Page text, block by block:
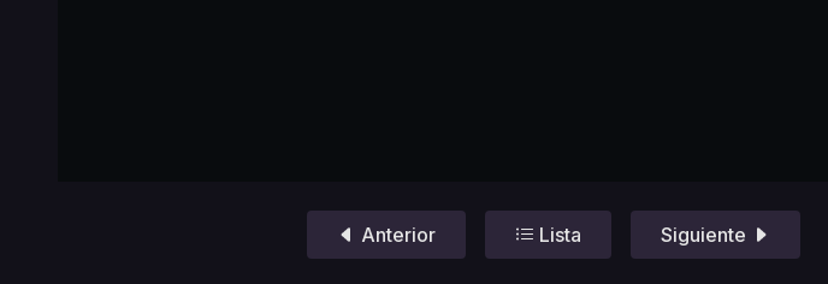
Anterior Lista Siguiente